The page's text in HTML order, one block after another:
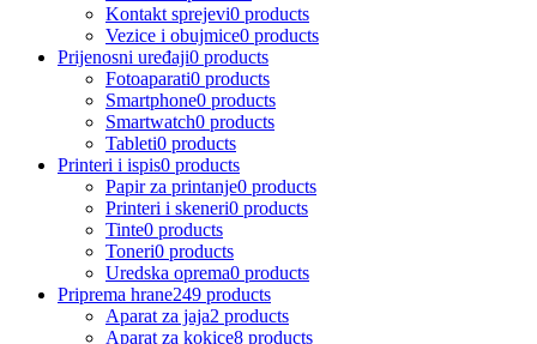
Kontakt sprejevi0 products
Vezice i obujmice0 products
Prijenosni uređaji0 products
Fotoaparati0 products
Smartphone0 products
Smartwatch0 products
Tableti0 products
Printeri i ispis0 products
Papir za printanje0 products
Printeri i skeneri0 products
Tinte0 products
Toneri0 products
Uredska oprema0 products
Priprema hrane249 products
Aparat za jaja2 products
Aparat za kokice8 products